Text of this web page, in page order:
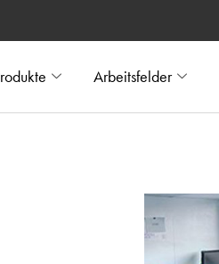
Arbeitsfelder